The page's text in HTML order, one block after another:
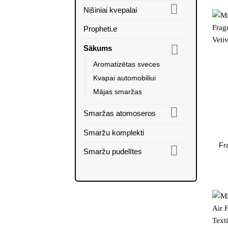
Nišiniai kvepalai
Propheti.e
Sākums
Aromatizētas sveces
Kvapai automobiliui
Mājas smaržas
Smaržas atomoseros
Smaržu komplekti
Smaržu pudelītes